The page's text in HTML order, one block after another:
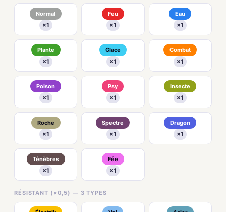
Normal
×1
Feu
×1
Eau
×1
Plante
×1
Glace
×1
Combat
×1
Poison
×1
Psy
×1
Insecte
×1
Roche
×1
Spectre
×1
Dragon
×1
Ténèbres
×1
Fée
×1
RÉSISTANT (×0,5) — 3 TYPES